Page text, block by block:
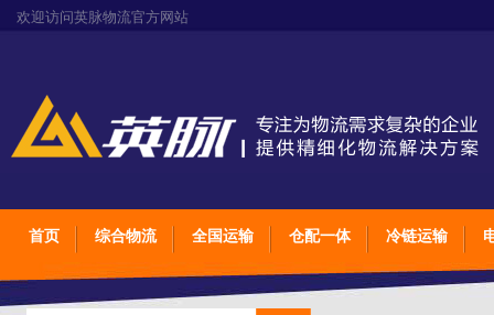
欢迎访问英脉物流官方网站
首页 综合物流 全国运输 仓配一体 冷链运输